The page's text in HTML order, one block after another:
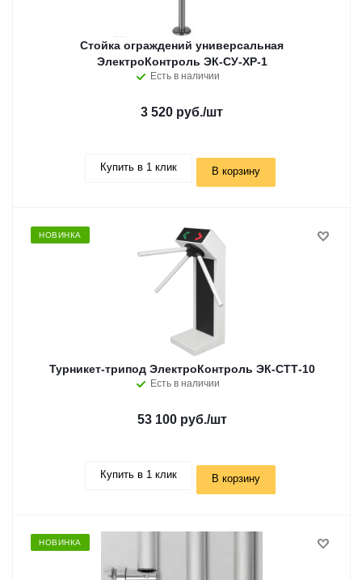
Стойка ограждений универсальная
ЭлектроКонтроль ЭК-СУ-ХР-1
Есть в наличии
3 520 руб./шт
Купить в 1 клик В корзину
НОВИНКА
Турникет-трипод ЭлектроКонтроль ЭК-СТТ-10
Есть в наличии
53 100 руб./шт
Купить в 1 клик В корзину
НОВИНКА